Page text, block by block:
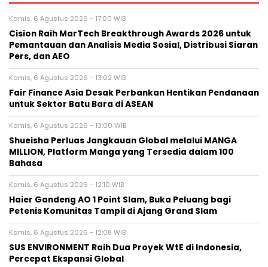
Kamis, 6 Agustus 2026 - 17:00 WIB
Cision Raih MarTech Breakthrough Awards 2026 untuk
Pemantauan dan Analisis Media Sosial, Distribusi Siaran
Pers, dan AEO
Kamis, 6 Agustus 2026 - 13:02 WIB
Fair Finance Asia Desak Perbankan Hentikan Pendanaan
untuk Sektor Batu Bara di ASEAN
Kamis, 6 Agustus 2026 - 13:00 WIB
Shueisha Perluas Jangkauan Global melalui MANGA
MILLION, Platform Manga yang Tersedia dalam 100
Bahasa
Kamis, 6 Agustus 2026 - 12:10 WIB
Haier Gandeng AO 1 Point Slam, Buka Peluang bagi
Petenis Komunitas Tampil di Ajang Grand Slam
Kamis, 6 Agustus 2026 - 12:08 WIB
SUS ENVIRONMENT Raih Dua Proyek WtE di Indonesia,
Percepat Ekspansi Global